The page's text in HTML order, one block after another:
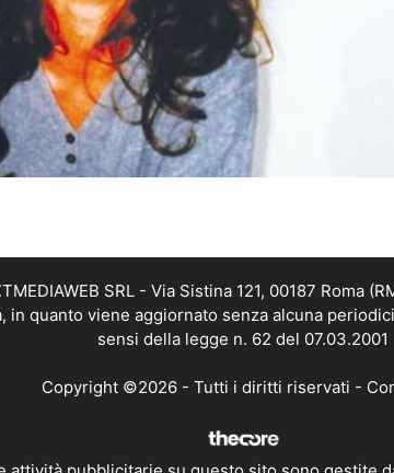
SRL - Via Sistina 121, 00187 Roma
quanto viene aggiornato senza alcuna
sensi della legge n. 62 del 07.03.2001
Copyright ©2026 - Tutti i diritti riservati -